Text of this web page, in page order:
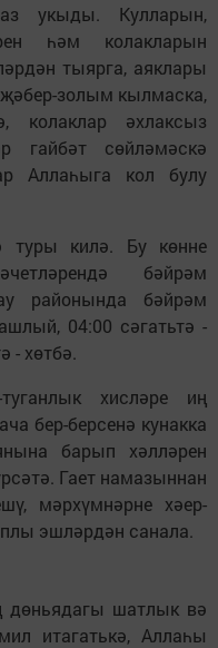
укыды. Кулларын,
һәм колакларын
тыярга, аяклары
золым кылмаска,
колаклар әхлаксыз
гайбәт сөйләмәскә
Аллаһыга кол булу
туры килә. Бу көнне
бәйрәм
районында бәйрәм
04:00 сәгатьтә -
- хөтбә.
хисләре иң
бер-берсенә кунакка
барып хәлләрен
Гает намазыннан
мәрхүмнәрне хәер-
эшләрдән санала.
дөньядагы шатлык вә
итагатькә, Аллаһы